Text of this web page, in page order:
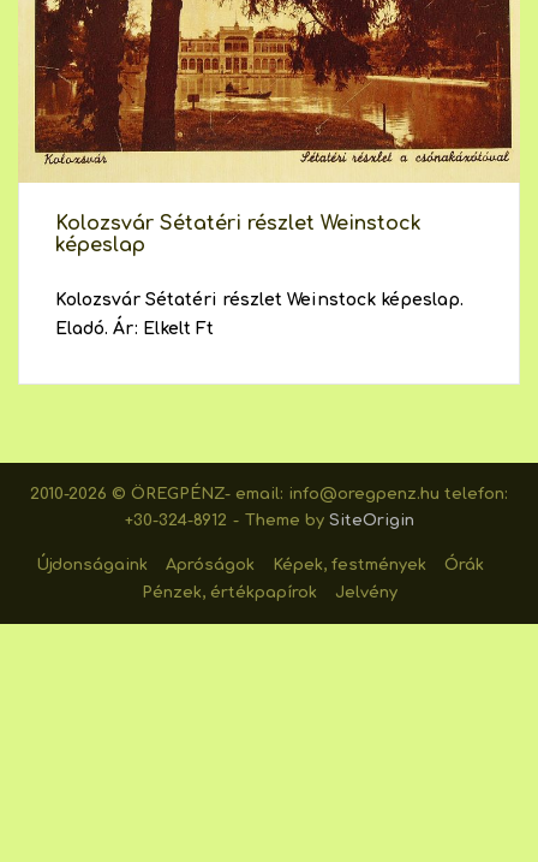
Kolozsvár Sétatéri részlet Weinstock
képeslap
Kolozsvár Sétatéri részlet Weinstock képeslap.
Eladó. Ár: Elkelt Ft
2010-2026 © ÖREGPÉNZ- email: info@oregpenz.hu telefon:
+30-324-8912
Theme by SiteOrigin
Újdonságaink Apróságok Képek, festmények
Órák
Pénzek, értékpapírok
Jelvény